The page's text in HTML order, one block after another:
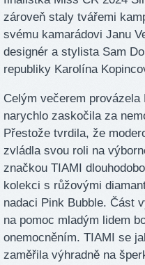
zároveň staly tvářemi
svému kamarádovi Janu
designér a stylista Sam
republiky Karolína
Celým večerem
narychlo zaskočila za
Přestože tvrdila, že
zvládla svou roli na
značkou TIAMI
kolekci s růžovými
nadaci Pink Bubble. Část
na pomoc mladým lidem
onemocněním. TIAMI se
zaměřila výhradně na